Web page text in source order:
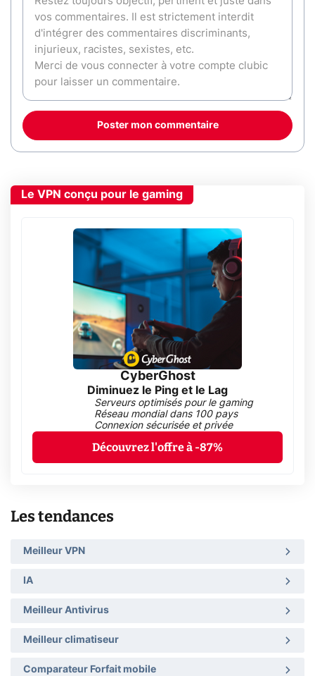
Poster mon commentaire
Le VPN conçu pour le gaming
CyberGhost
Diminuez le Ping et le Lag
Serveurs optimisés pour le gaming
Réseau mondial dans 100 pays
Connexion sécurisée et privée
Découvrez l'offre à -87%
Les tendances
Meilleur VPN
IA
Meilleur Antivirus
Meilleur climatiseur
Comparateur Forfait mobile